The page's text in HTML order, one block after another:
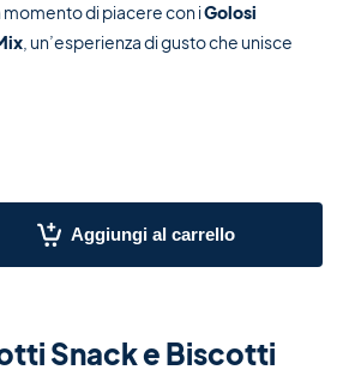
momento di piacere con iGolosi
, un’esperienza di gusto che unisce
Aggiungi al carrello
Snack e Biscotti